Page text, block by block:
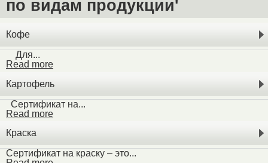
по видам продукции'
Кофе
Для...
Read more
Картофель
Сертификат на...
Read more
Краска
Сертификат на краску – это...